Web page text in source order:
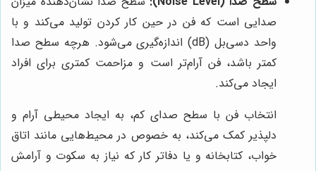
صدایی است که فن در حین کار کردن تولید می‌کند و با
واحد دسی‌بل (dB) اندازه‌گیری می‌شود. هرچه سطح صدا
کمتر باشد، فن آرام‌تر است و مزاحمت کمتری برای افراد
ایجاد می‌کند.
انتخاب فن با سطح صدای کم، به ایجاد محیطی آرام و
دلپذیر کمک می‌کند، به خصوص در محیط‌هایی مانند اتاق
خواب، کتابخانه و یا دفاتر کار که نیاز به سکوت و آرامش